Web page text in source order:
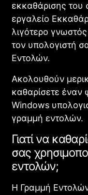
εκκαθάρισης
εργαλείο
λιγότερο
τον υπολογιστή
Εντολών.
Ακολουθούν
καθαρίσετε έναν
Windows
γραμμή εντολών.
Γιατί να
σας
εντολών;
Η Γραμμή